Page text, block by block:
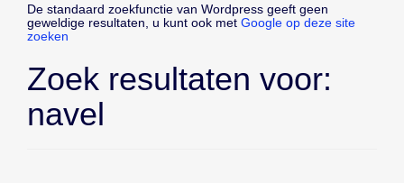
De standaard zoekfunctie van Wordpress geeft geen
geweldige resultaten, u kunt ook met Google op deze site
zoeken
Zoek resultaten voor:
navel